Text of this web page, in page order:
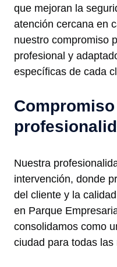
que mejoran la
atención cercana en
nuestro compromiso
profesional y
específicas de cada
Nuestra
intervención, donde
del cliente y la
en Parque
consolidamos como
ciudad para todas